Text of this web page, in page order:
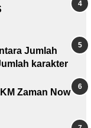
Jumlah
karakter
Zaman Now